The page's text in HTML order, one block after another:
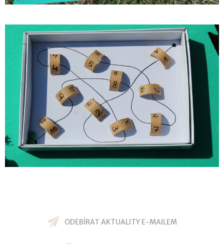
ODEBÍRAT AKTUALITY E-MAILEM